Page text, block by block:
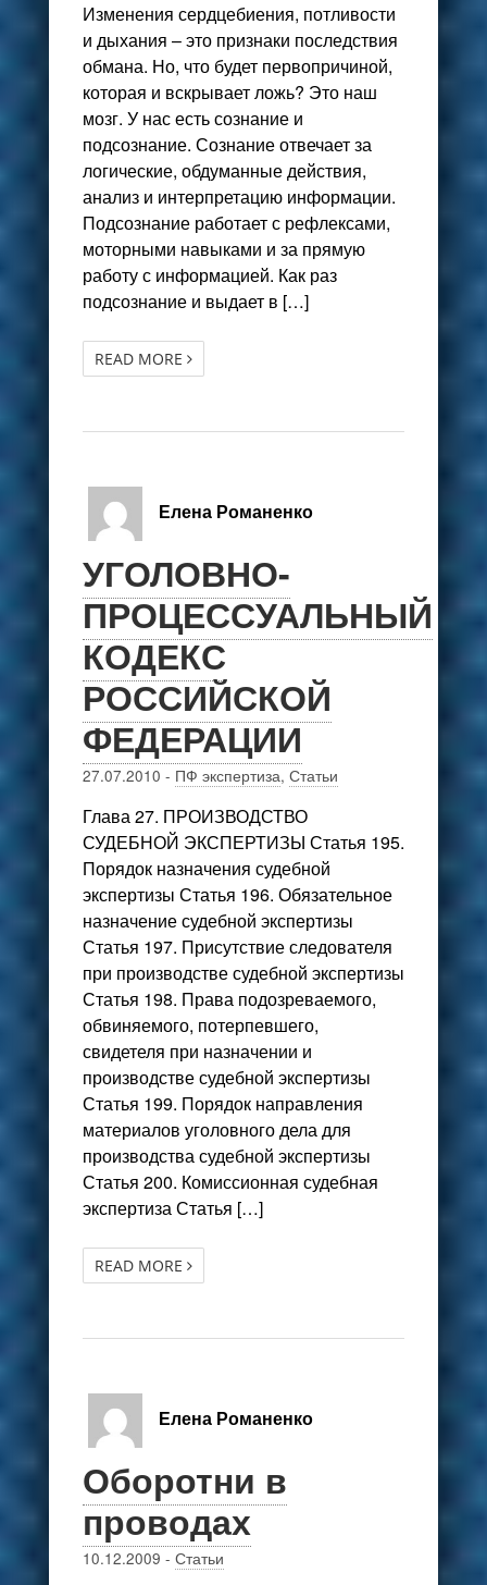
Изменения сердцебиения, потливости
и дыхания – это признаки последствия
обмана. Но, что будет первопричиной,
которая и вскрывает ложь? Это наш
мозг. У нас есть сознание и
подсознание. Сознание отвечает за
логические, обдуманные действия,
анализ и интерпретацию информации.
Подсознание работает с рефлексами,
моторными навыками и за прямую
работу с информацией. Как раз
подсознание и выдает в […]
READ MORE
Елена Романенко
УГОЛОВНО-
ПРОЦЕССУАЛЬНЫЙ
КОДЕКС
РОССИЙСКОЙ
ФЕДЕРАЦИИ
27.07.2010 - ПФ экспертиза, Статьи
Глава 27. ПРОИЗВОДСТВО
СУДЕБНОЙ ЭКСПЕРТИЗЫ Статья 195.
Порядок назначения судебной
экспертизы Статья 196. Обязательное
назначение судебной экспертизы
Статья 197. Присутствие следователя
при производстве судебной экспертизы
Статья 198. Права подозреваемого,
обвиняемого, потерпевшего,
свидетеля при назначении и
производстве судебной экспертизы
Статья 199. Порядок направления
материалов уголовного дела для
производства судебной экспертизы
Статья 200. Комиссионная судебная
экспертиза Статья […]
READ MORE
Елена Романенко
Оборотни в
проводах
10.12.2009 - Статьи